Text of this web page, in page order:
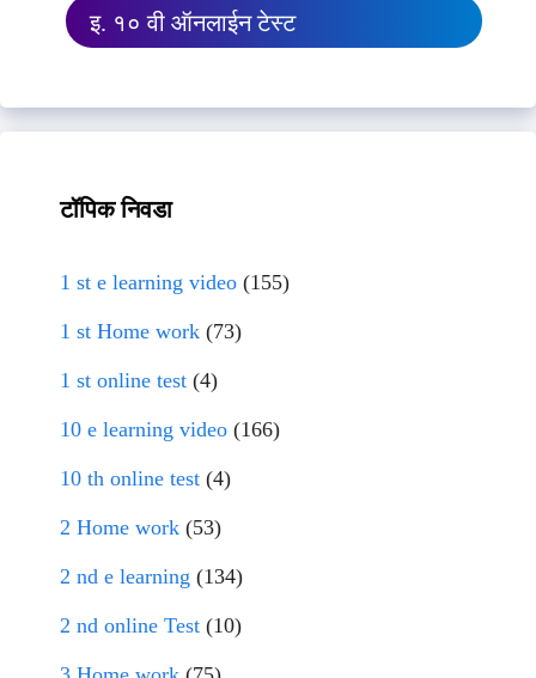
इ. १० वी ऑनलाईन टेस्ट
टॉपिक निवडा
1 st e learning video (155)
1 st Home work (73)
1 st online test (4)
10 e learning video (166)
10 th online test (4)
2 Home work (53)
2 nd e learning (134)
2 nd online Test (10)